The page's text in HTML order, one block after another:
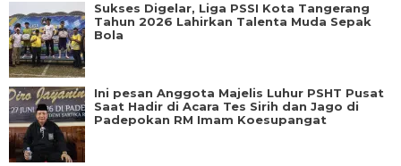
Sukses Digelar, Liga PSSI Kota Tangerang
Tahun 2026 Lahirkan Talenta Muda Sepak
Bola
Ini pesan Anggota Majelis Luhur PSHT Pusat
Saat Hadir di Acara Tes Sirih dan Jago di
Padepokan RM Imam Koesupangat